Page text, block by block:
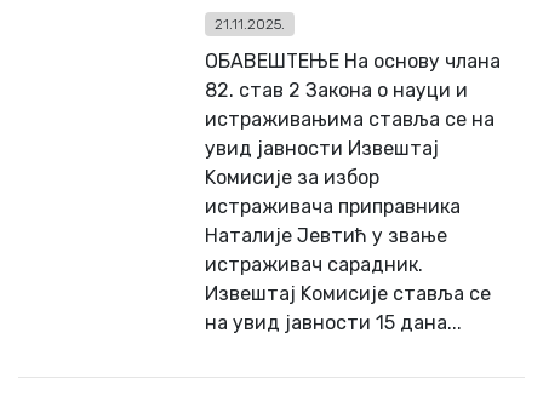
21.11.2025.
ОБАВЕШТЕЊЕ На основу члана
82. став 2 Закона о науци и
истраживањима ставља се на
увид јавности Извештај
Kомисије за избор
истраживача приправника
Наталије Јевтић у звање
истраживач сарадник.
Извештај Kомисије ставља се
на увид јавности 15 дана...